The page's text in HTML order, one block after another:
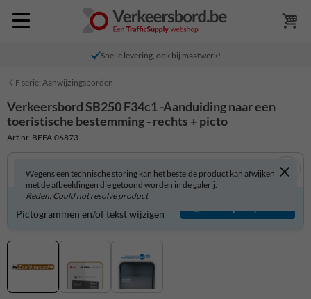
Snelle levering, ook bij maatwerk!
F serie: Aanwijzingsborden
Verkeersbord SB250 F34c1 -Aanduiding naar een
toeristische bestemming - rechts + picto
Art.nr. BEFA.06873
Wegens een technische storing kan het bestelde product kan afwijken
met de afbeeldingen die getoond worden in de galerij.
Reden: Could not resolve product
Verkeersbord zelf aanpassen?
Pictogrammen en/of tekst wijzigen
Ontwerp aanpassen